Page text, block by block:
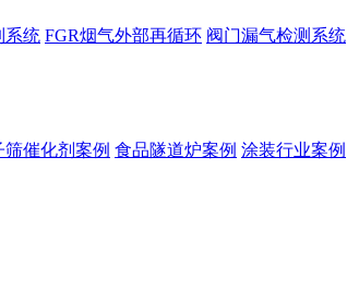
系统 FGR烟气外部再循环 阀门漏气检测系统
筛催化剂案例 食品隧道炉案例 涂装行业案例